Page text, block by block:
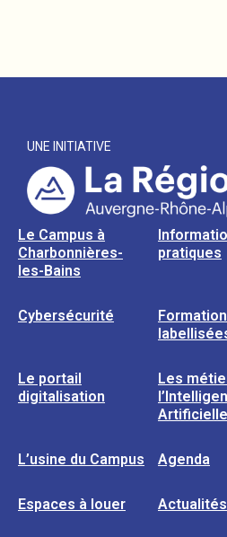
UNE INITIATIVE
Le Campus à
Charbonnières-
les-Bains
pratiques
Cybersécurité
Le portail
digitalisation
Les
Artificielle
L’usine du Campus Agenda
Espaces à louer Actualités